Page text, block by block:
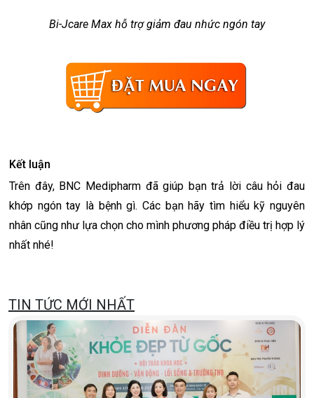
Bi-Jcare Max hỗ trợ giảm đau nhức ngón tay
Kết luận
Trên đây, BNC Medipharm đã giúp bạn trả lời câu hỏi đau
khớp ngón tay là bệnh gì. Các bạn hãy tìm hiểu kỹ nguyên
nhân cũng như lựa chọn cho mình phương pháp điều trị hợp lý
nhất nhé!
TIN TỨC MỚI NHẤT